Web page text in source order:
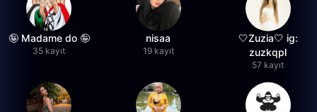
🤪 Madame do 🤪
35 kayıt
nisaa
19 kayıt
🤍Zuzia🤍 ig:
zuzkqpl
57 kayıt